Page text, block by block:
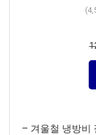
(
– 겨울철 냉방비